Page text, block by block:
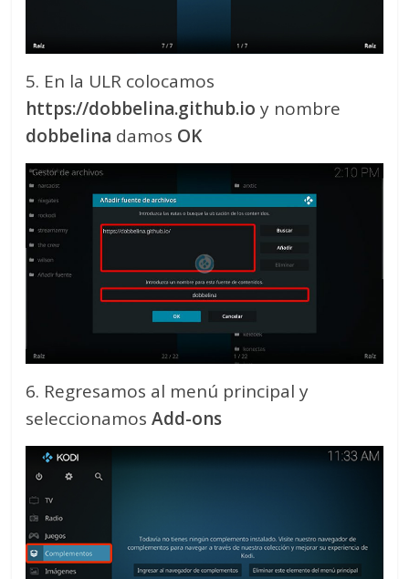
5. En la ULR colocamos
https://dobbelina.github.io y nombre
dobbelina damos OK
6. Regresamos al menú principal y
seleccionamosAdd-ons